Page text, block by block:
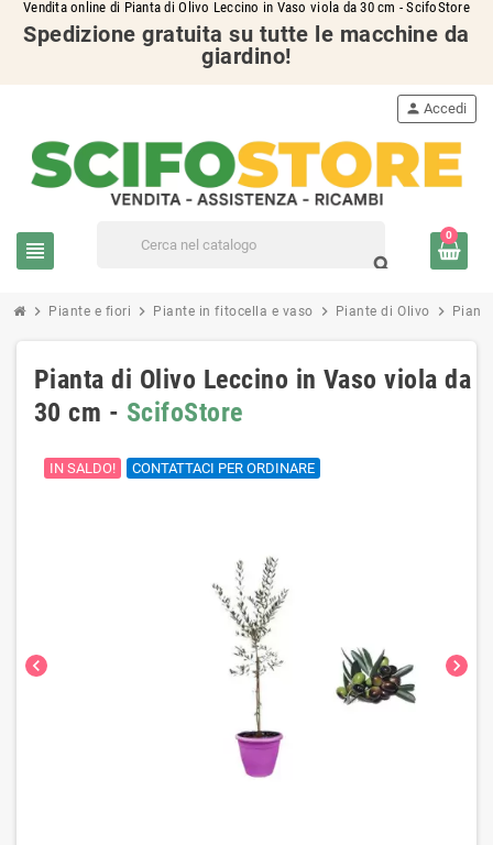
Vendita online di Pianta di Olivo Leccino in Vaso viola da 30 cm - ScifoStore
Spedizione gratuita su tutte le macchine da
giardino!
view_headline
search
person Accedi
0
chevron_right Piante e fiori chevron_right Piante in fitocella e vaso chevron_right Piante di Olivo chevron_right
Pianta di Olivo Leccino in Vaso viola da
30 cm - ScifoStore
chevron_left chevron_right
IN SALDO! CONTATTACI PER ORDINARE